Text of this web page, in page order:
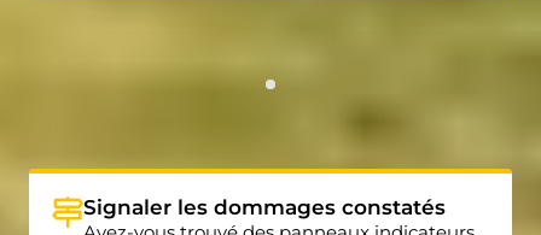
Signaler les dommages constatés